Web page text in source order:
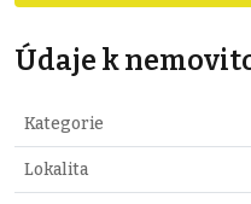
Údaje k
Kategorie
Lokalita